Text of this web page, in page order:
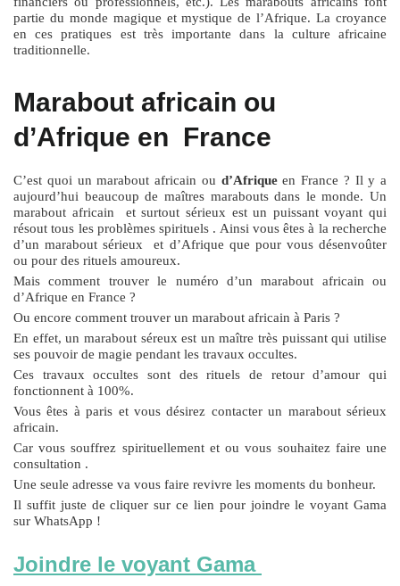
partie du monde magique et mystique de l’Afrique. La croyance
en ces pratiques est très importante dans la culture africaine
traditionnelle.
Marabout africain ou
d’Afrique en France
C’est quoi unmarabout africain ou d’Afriqueen France ? Il y a
aujourd’hui beaucoup de maîtres marabouts dans le monde. Un
marabout africain et surtout sérieux est un puissant voyant qui
résout tous les problèmes spirituels . Ainsi vous êtes à la recherche
d’un marabout sérieux et d’Afrique que pour vous désenvoûter
ou pour des rituels amoureux.
Mais comment trouver le numéro d’un marabout africain ou
d’Afrique en France ?
Ou encore comment trouver un marabout africain à Paris ?
En effet, un marabout séreux est un maître très puissant qui utilise
ses pouvoir de magie pendant les travaux occultes.
Ces travaux occultes sont des rituels de retour d’amour qui
fonctionnent à 100%.
Vous êtes à paris et vous désirez contacter un marabout sérieux
africain.
Car vous souffrez spirituellement et ou vous souhaitez faire une
consultation .
Une seule adresse va vous faire revivre les moments du bonheur.
Il suffit juste de cliquer sur ce lien pour joindre le voyant Gama
sur WhatsApp !
Joindre le voyant Gama